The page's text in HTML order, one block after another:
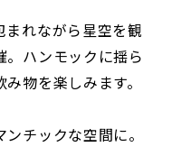
れながら星空を観
ハンモックに揺ら
物を楽しみます。
チックな空間に。